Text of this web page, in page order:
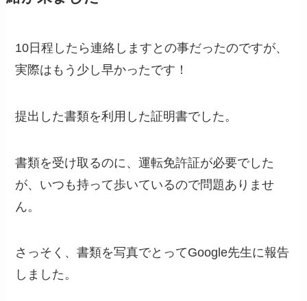
10日程したら連絡しますとの事だったのですが、
実際はもう少し早かったです！
提出した書類を利用した証明書でした。
書類を受け取るのに、運転免許証が必要でした
が、いつも持って歩いているので問題ありませ
ん。
さっそく、書類を写真でとってGoogle先生に報告
しました。